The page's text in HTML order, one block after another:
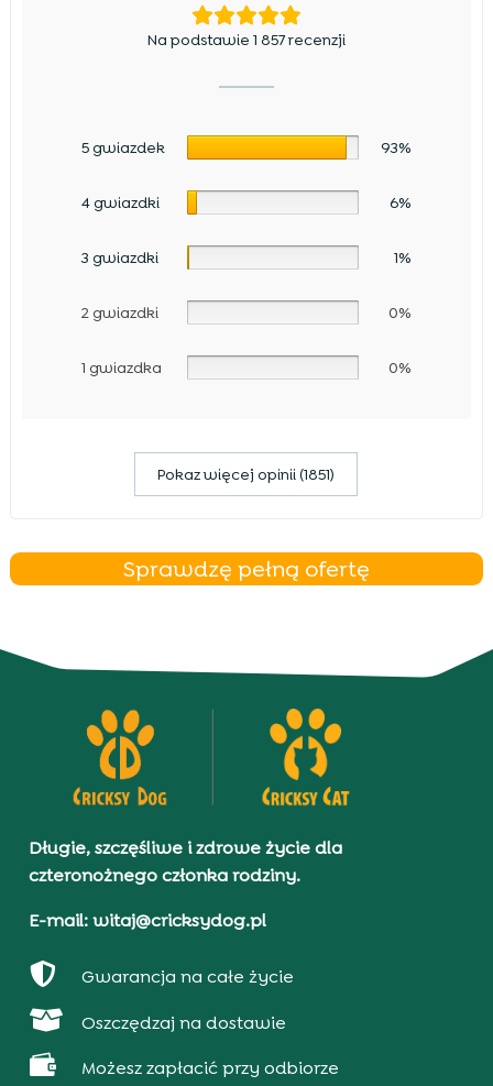
Na podstawie 1 857 recenzji
5 gwiazdek 93%
4 gwiazdki 6%
3 gwiazdki 1%
2 gwiazdki 0%
1 gwiazdka 0%
Pokaz więcej opinii (1851)
Sprawdzę pełną ofertę
Długie, szczęśliwe i zdrowe życie dla
czteronożnego członka rodziny.
E-mail: witaj@cricksydog.pl
 Gwarancja na całe życie
 Oszczędzaj na dostawie
 Możesz zapłacić przy odbiorze